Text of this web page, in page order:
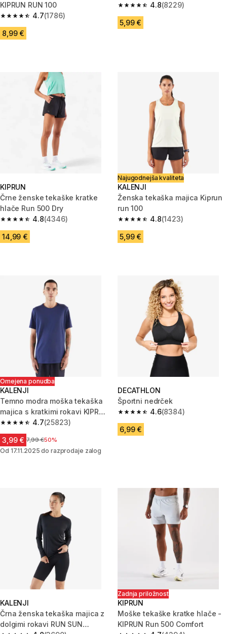
KIPRUN RUN 100
4.7
4.7 od 5 zvezdic from 1786 ocene
(1786)
8,99 €
4.8
4.8 od 5 zvezdic from 8229
(8229)
5,99 €
KIPRUN
Črne ženske tekaške kratke
hlače Run 500 Dry
4.8
4.8 od 5 zvezdic from 4346 ocene
(4346)
14,99 €
Najugodnejša kvaliteta
KALENJI
Ženska tekaška majica Kiprun
run 100
4.8
4.8 od 5 zvezdic from 1423
(1423)
5,99 €
Omejena ponudba
KALENJI
Temno modra moška tekaška
majica s kratkimi rokavi KIPRUN
RUN 100 DRY
4.7
4.7 od 5 zvezdic from 25823 ocene
(25823)
3,99 € Cena pred znižanjem
7,99 €50%
Od 17.11.2025 do razprodaje zalog
DECATHLON
Športni nedrček
4.6
4.6 od 5 zvezdic from 8384
(8384)
6,99 €
KALENJI
Črna ženska tekaška majica z
dolgimi rokavi RUN SUN
Zadnja priložnost
KIPRUN
Moške tekaške kratke hlače -
KIPRUN Run 500 Comfort